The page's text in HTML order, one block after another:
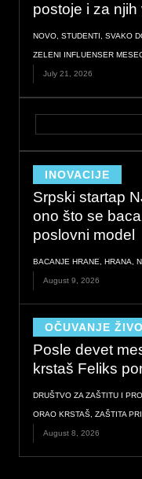
postoje i za njih
NOVO, STUDENTI , SVAKO
ZELENI INFLUENSER
July 21, 2026
INOVACIJE
Srpski startap
ono što se
poslovni model
BACANJE HRANE, HRANA,
August 9, 2026
OČUVANJE
Posle devet
krstaš Feliks
DRUŠTVO ZA ZAŠTITU I
ORAO KRSTAŠ, ZAŠTITA
August 8, 2026